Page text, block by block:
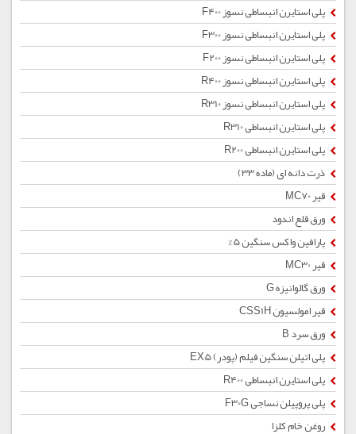
پلی استایرن انبساطی نسوز F400
پلی استایرن انبساطی نسوز F300
پلی استایرن انبساطی نسوز F200
پلی استایرن انبساطی نسوز R400
پلی استایرن انبساطی نسوز R310
پلی استایرن انبساطی R310
پلی استایرن انبساطی R200
ذرت دانه ای (ماده 33)
قیر MC70
ورق قلع اندود
پارافین واکس سنگین 5%
قیر MC30
ورق گالوانیزه G
قیر امولسیون CSS1H
ورق سرد B
پلی اتیلن سنگین فیلم (پودر) EX5
پلی استایرن انبساطی R400
پلی پروپیلن نساجی F30G
روغن خام کلزا